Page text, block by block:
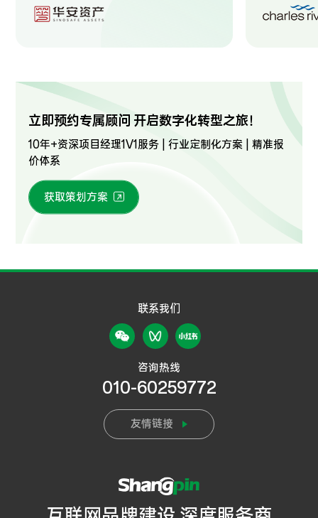
立即预约专属顾问 开启数字化转型之旅！
10年+资深项目经理1V1服务 | 行业定制化方案 | 精准报
价体系
获取策划方案
联系我们
咨询热线
010-60259772
友情链接